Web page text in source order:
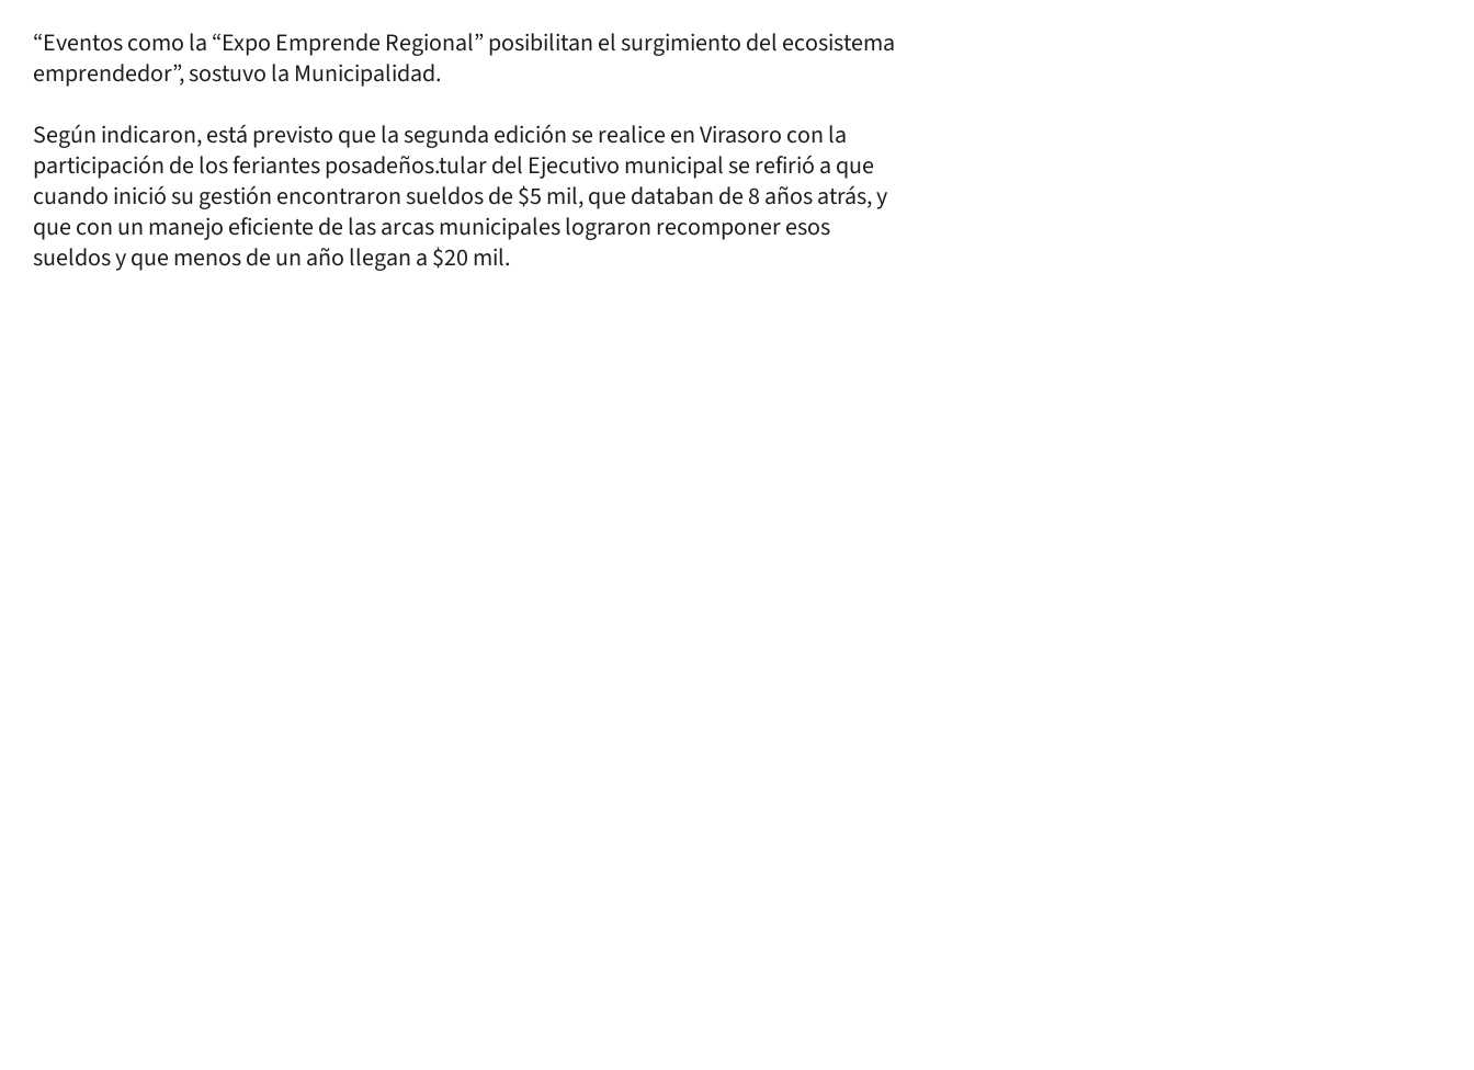
“Eventos como la “Expo Emprende Regional” posibilitan el surgimiento del ecosistema
emprendedor”, sostuvo la Municipalidad.
Según indicaron, está previsto que la segunda edición se realice en Virasoro con la
participación de los feriantes posadeños.tular del Ejecutivo municipal se refirió a que
cuando inició su gestión encontraron sueldos de $5 mil, que databan de 8 años atrás, y
que con un manejo eficiente de las arcas municipales lograron recomponer esos
sueldos y que menos de un año llegan a $20 mil.